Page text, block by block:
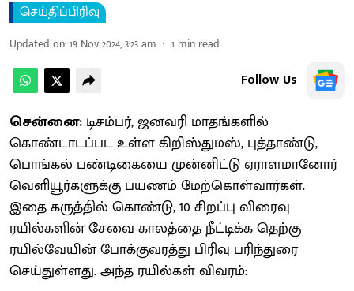
செய்திப்பிரிவு
Updated on:19 Nov 2024, 3:23 am 1 min read
Follow Us
சென்னை: டிசம்பர், ஜனவரி மாதங்களில்
கொண்டாடப்பட உள்ள கிறிஸ்துமஸ், புத்தாண்டு,
பொங்கல் பண்டிகையை முன்னிட்டு ஏராளமானோர்
வெளியூர்களுக்கு பயணம் மேற்கொள்வார்கள்.
இதை கருத்தில் கொண்டு, 10 சிறப்பு விரைவு
ரயில்களின் சேவை காலத்தை நீட்டிக்க தெற்கு
ரயில்வேயின் போக்குவரத்து பிரிவு பரிந்துரை
செய்துள்ளது. அந்த ரயில்கள் விவரம்: